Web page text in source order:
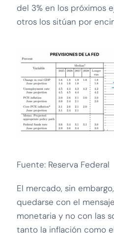
del 3% en los próximos
otros los sitúan por
Fuente: Reserva Federal
El mercado, sin
quedarse con el
monetaria y no con las
tanto la inflación como